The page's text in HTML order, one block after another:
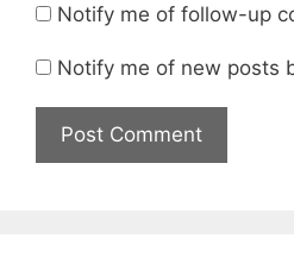
Notify me of follow-up
Notify me of new posts